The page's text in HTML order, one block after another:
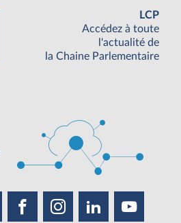
LCP
Accédez à toute
l'actualité de
la Chaine Parlementaire